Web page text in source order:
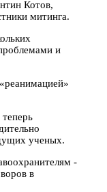
Котов,
митинга.
и
ученых.
-
в